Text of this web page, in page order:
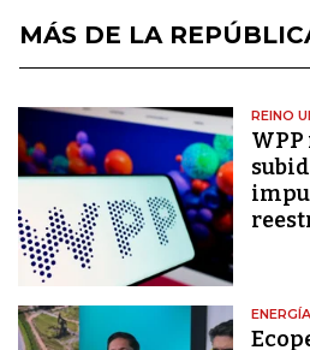
MÁS DE LA
REINO
ENERGÍA